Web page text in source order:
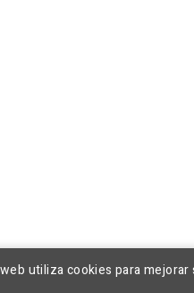
utiliza cookies para